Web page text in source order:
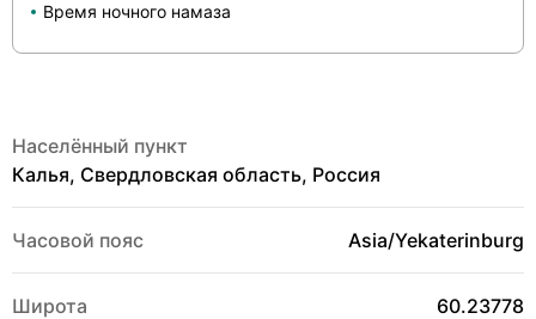
Время ночного намаза
Населённый пункт
Калья, Свердловская область, Россия
Часовой пояс Asia/Yekaterinburg
Широта 60.23778